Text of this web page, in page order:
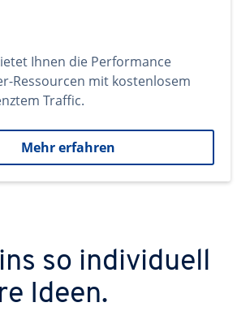
Ihnen die Performance
Ressourcen mit kostenlosem
Traffic.
Mehr erfahren
so individuell
Ideen.